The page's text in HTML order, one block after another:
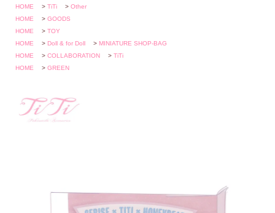
HOME > TiTi > Other
HOME
> GOODS
HOME
> TOY
HOME
> Doll & for Doll > MINIATURE SHOP-BAG
HOME
> COLLABORATION > TiTi
HOME
> GREEN